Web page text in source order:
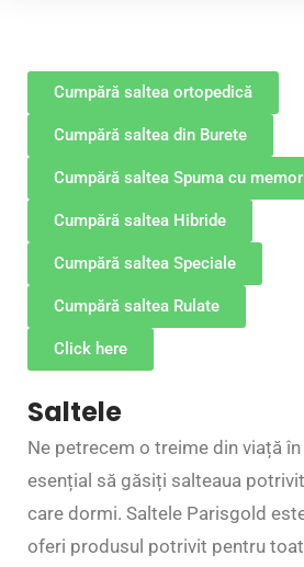
Cumpără saltea ortopedică
Cumpără saltea din Burete
Cumpără saltea Spuma cu
Cumpără saltea Hibride
Cumpără saltea Speciale
Cumpără saltea Rulate
Click here
Saltele
Ne petrecem o treime din viață
esențial să găsiți salteaua
care dormi. Saltele Parisgold
oferi produsul potrivit pentru